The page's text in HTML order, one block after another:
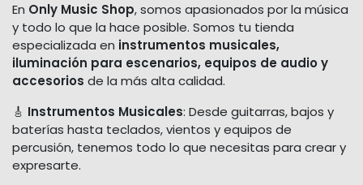
En Only Music Shop, somos apasionados por la música
y todo lo que la hace posible. Somos tu tienda
especializada en instrumentos musicales,
iluminación para escenarios, equipos de audio y
accesorios de la más alta calidad.
🎸 Instrumentos Musicales: Desde guitarras, bajos y
baterías hasta teclados, vientos y equipos de
percusión, tenemos todo lo que necesitas para crear y
expresarte.